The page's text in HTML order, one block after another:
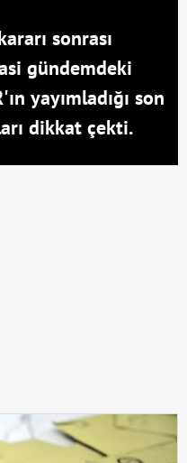
sonrası
gündemdeki
yayımladığı son
dikkat çekti.